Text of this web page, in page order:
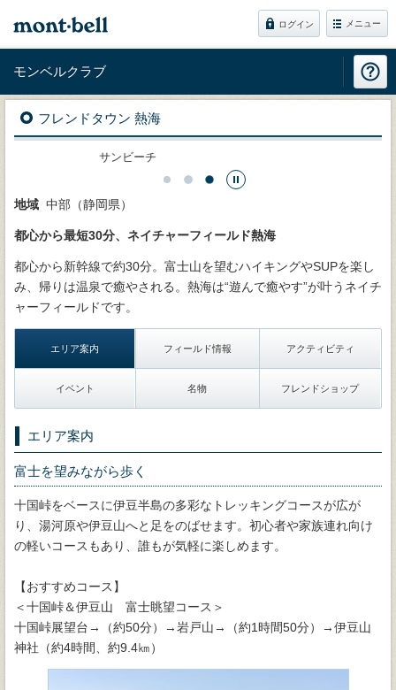
ログイン メニュー
モンベルクラブ
フレンドタウン 熱海
地域 中部（静岡県）
都心から最短30分、ネイチャーフィールド熱海
都心から新幹線で約30分。富士山を望むハイキングやSUPを楽し
み、帰りは温泉で癒やされる。熱海は“遊んで癒やす”が叶うネイチ
ャーフィールドです。
エリア案内 フィールド情報 アクティビティ
イベント 名物 フレンドショップ
エリア案内
富士を望みながら歩く
十国峠をベースに伊豆半島の多彩なトレッキングコースが広が
り、湯河原や伊豆山へと足をのばせます。初心者や家族連れ向け
の軽いコースもあり、誰もが気軽に楽しめます。
【おすすめコース】
＜十国峠＆伊豆山 富士眺望コース＞
十国峠展望台→（約50分）→岩戸山→（約1時間50分）→伊豆山
神社（約4時間、約9.4㎞）